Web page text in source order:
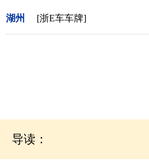
湖州 [浙E车车牌]
导读：